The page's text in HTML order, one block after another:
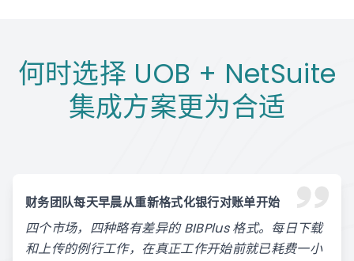
何时选择 UOB + NetSuite
集成方案更为合适
财务团队每天早晨从重新格式化银行对账单开始
四个市场，四种略有差异的 BIBPlus 格式。每日下载
和上传的例行工作，在真正工作开始前就已耗费一小